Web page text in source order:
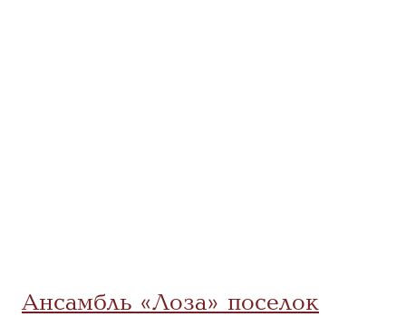
Ансамбль «Лоза» поселок